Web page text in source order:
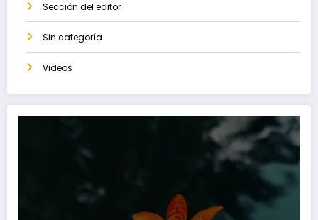
Sección del editor
Sin categoría
Videos